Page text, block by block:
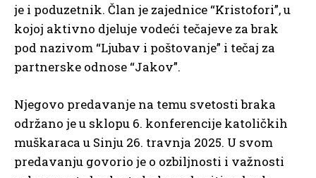
je i poduzetnik. Član je zajednice “Kristofori”, u
kojoj aktivno djeluje vodeći tečajeve za brak
pod nazivom “Ljubav i poštovanje” i tečaj za
partnerske odnose “Jakov”.
Njegovo predavanje na temu svetosti braka
održano je u sklopu 6. konferencije katoličkih
muškaraca u Sinju 26. travnja 2025. U svom
predavanju govorio je o ozbiljnosti i važnosti